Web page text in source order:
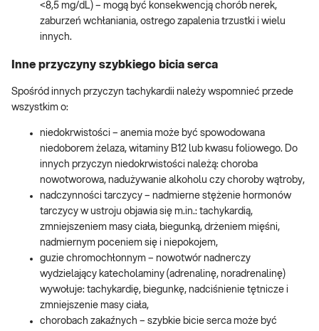
<8,5 mg/dL) – mogą być konsekwencją chorób nerek,
zaburzeń wchłaniania, ostrego zapalenia trzustki i wielu
innych.
Inne przyczyny szybkiego bicia serca
Spośród innych przyczyn tachykardii należy wspomnieć przede
wszystkim o:
niedokrwistości – anemia może być spowodowana
niedoborem żelaza, witaminy B12 lub kwasu foliowego. Do
innych przyczyn niedokrwistości należą: choroba
nowotworowa, nadużywanie alkoholu czy choroby wątroby,
nadczynności tarczycy – nadmierne stężenie hormonów
tarczycy w ustroju objawia się m.in.: tachykardią,
zmniejszeniem masy ciała, biegunką, drżeniem mięśni,
nadmiernym poceniem się i niepokojem,
guzie chromochłonnym – nowotwór nadnerczy
wydzielający katecholaminy (adrenalinę, noradrenalinę)
wywołuje: tachykardię, biegunkę, nadciśnienie tętnicze i
zmniejszenie masy ciała,
chorobach zakaźnych – szybkie bicie serca może być